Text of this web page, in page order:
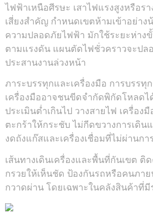
ไฟฟ้าเหนือศีรษะ เสาไฟแรงสูงหรือรา
เสี่ยงสำคัญ กำหนดเขตห้ามเข้าอย่า
ความปลอดภัยไฟฟ้า มักใช้ระยะห่าง
ตามแรงดัน แผนตัดไฟชั่วคราวจะป
ประสานงานล่วงหน้า
ภาระบรรทุกและเครื่องมือ การบรรทุ
เครื่องมืออาจชนขีดจำกัดพิกัดโหลดไ
ประเมินต่ำเกินไป วางสายไฟ เครื่อง
ตะกร้าให้กระชับ ไม่กีดขวางการเดิน
งดถังแก๊สและเครื่องเชื่อมที่ไม่ผ่านก
เส้นทางเดินเครื่องและพื้นที่กันเขต ติ
กรวยให้เห็นชัด ป้องกันรถหรือคนภา
กวาดผ่าน โดยเฉพาะในคลังสินค้าที่